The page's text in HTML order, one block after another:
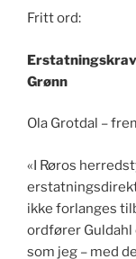
Fritt ord:
Grønn
Ola Grotdal –
«I Røros
ikke forlanges
ordfører Guldahl
som jeg – med